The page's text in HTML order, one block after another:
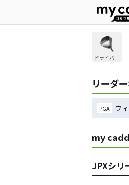
ドライバー
リーダ
PGA ウ
my
JPXシリ